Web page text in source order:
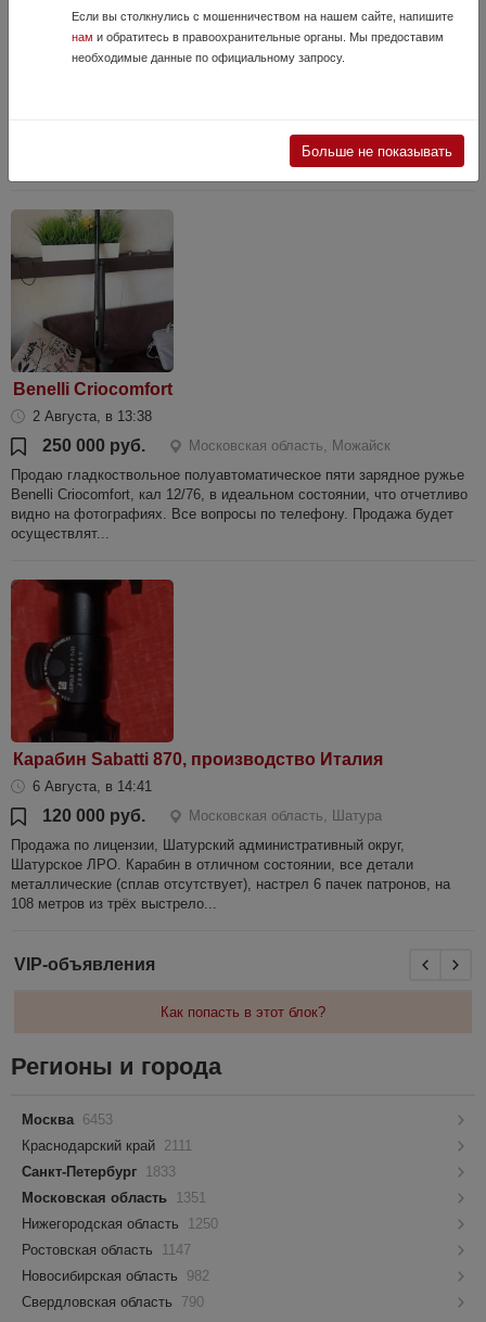
80 000 руб.
инструмент с великолепным балансом. Оружие в полностью рабочем
Benelli Criocomfort
2 Августа, в 13:38
250 000 руб.
Московская область, Можайск
Продаю гладкоствольное полуавтоматическое пяти зарядное ружье
Benelli Criocomfort, кал 12/76, в идеальном состоянии, что отчетливо
видно на фотографиях. Все вопросы по телефону. Продажа будет
осуществлят...
Карабин Sabatti 870, производство Италия
6 Августа, в 14:41
120 000 руб.
Московская область, Шатура
Продажа по лицензии, Шатурский административный округ,
Шатурское ЛРО. Карабин в отличном состоянии, все детали
металлические (сплав отсутствует), настрел 6 пачек патронов, на
108 метров из трёх выстрело...
Если вы столкнулись с мошенничеством на нашем сайте, напишите
нам и обратитесь в правоохранительные органы. Мы предоставим
необходимые данные по официальному запросу.
Больше не показывать
VIP-объявления
Как попасть в этот блок?
Регионы и города
Москва 6453
Краснодарский край 2111
Санкт-Петербург 1833
Московская область 1351
Нижегородская область
1250
Ростовская область
1147
Новосибирская область
982
Свердловская область
790